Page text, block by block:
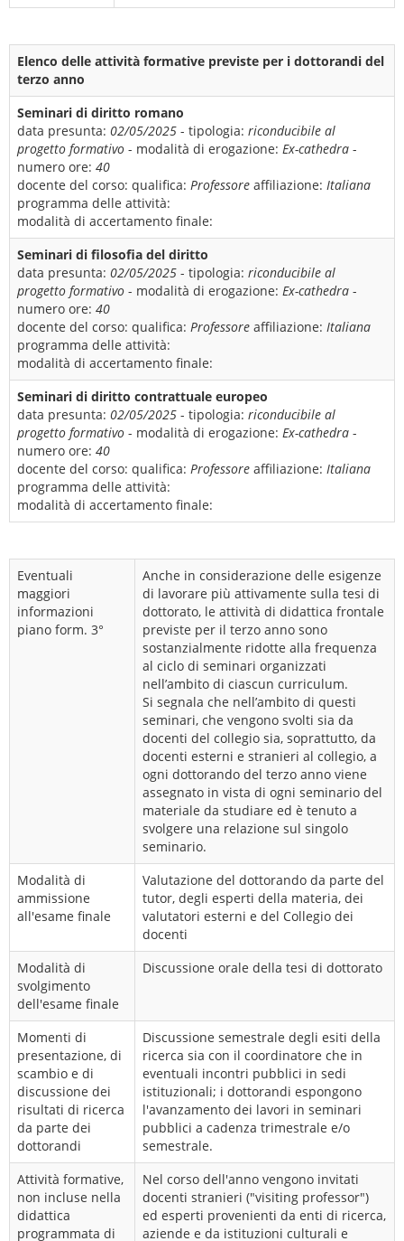
Elenco delle attività formative previste per i dottorandi del
terzo anno
Seminari di diritto romano
data presunta: 02/05/2025 - tipologia: riconducibile al
progetto formativo - modalità di erogazione: Ex-cathedra -
numero ore: 40
docente del corso: qualifica: Professore affiliazione: Italiana
programma delle attività:
modalità di accertamento finale:
Seminari di filosofia del diritto
data presunta: 02/05/2025 - tipologia: riconducibile al
progetto formativo - modalità di erogazione: Ex-cathedra -
numero ore: 40
docente del corso: qualifica: Professore affiliazione: Italiana
programma delle attività:
modalità di accertamento finale:
Seminari di diritto contrattuale europeo
data presunta: 02/05/2025 - tipologia: riconducibile al
progetto formativo - modalità di erogazione: Ex-cathedra -
numero ore: 40
docente del corso: qualifica: Professore affiliazione: Italiana
programma delle attività:
modalità di accertamento finale:
Eventuali
maggiori
informazioni
piano form. 3°
Anche in considerazione delle esigenze
di lavorare più attivamente sulla tesi di
dottorato, le attività di didattica frontale
previste per il terzo anno sono
sostanzialmente ridotte alla frequenza
al ciclo di seminari organizzati
nell’ambito di ciascun curriculum.
Si segnala che nell’ambito di questi
seminari, che vengono svolti sia da
docenti del collegio sia, soprattutto, da
docenti esterni e stranieri al collegio, a
ogni dottorando del terzo anno viene
assegnato in vista di ogni seminario del
materiale da studiare ed è tenuto a
svolgere una relazione sul singolo
seminario.
Modalità di
ammissione
all'esame finale
Valutazione del dottorando da parte del
tutor, degli esperti della materia, dei
valutatori esterni e del Collegio dei
docenti
Modalità di
svolgimento
dell'esame finale
Discussione orale della tesi di dottorato
Momenti di
presentazione, di
scambio e di
discussione dei
risultati di ricerca
da parte dei
dottorandi
Discussione semestrale degli esiti della
ricerca sia con il coordinatore che in
eventuali incontri pubblici in sedi
istituzionali; i dottorandi espongono
l'avanzamento dei lavori in seminari
pubblici a cadenza trimestrale e/o
semestrale.
Attività formative,
non incluse nella
didattica
programmata di
Nel corso dell'anno vengono invitati
docenti stranieri ("visiting professor")
ed esperti provenienti da enti di ricerca,
aziende e da istituzioni culturali e